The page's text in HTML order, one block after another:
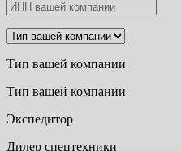
Тип вашей компании
Тип вашей компании
Экспедитор
Дилер спецтехники